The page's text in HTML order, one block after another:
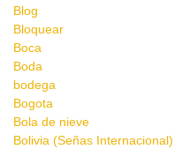
Blog
Bloquear
Boca
Boda
bodega
Bogota
Bola de nieve
Bolivia (Señas Internacional)